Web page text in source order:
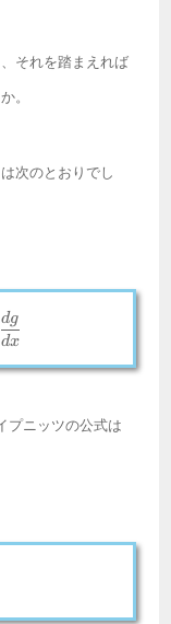
それを踏まえれば
。
次のとおりでし
=
dx
dg
プニッツの公式は